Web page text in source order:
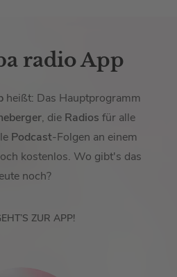
radio App
heißt: Das Hauptprogramm
, die Radios für alle
Podcast-Folgen an einem
kostenlos. Wo gibt's das
noch?
ZUR APP!